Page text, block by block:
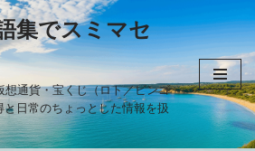
集でスミマセ
通貨・宝くじ（ロト／ビンゴ
と日常のちょっとした情報を扱